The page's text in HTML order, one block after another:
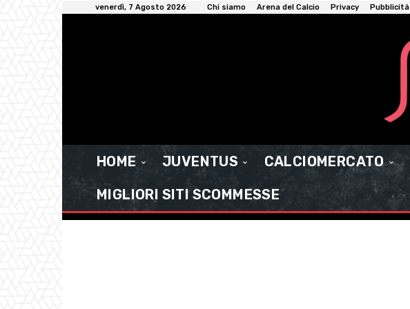
venerdì, 7 Agosto 2026 Chi siamo Arena del Calcio Privacy Pubblicità
HOME JUVENTUS CALCIOMERCATO
MIGLIORI SITI SCOMMESSE